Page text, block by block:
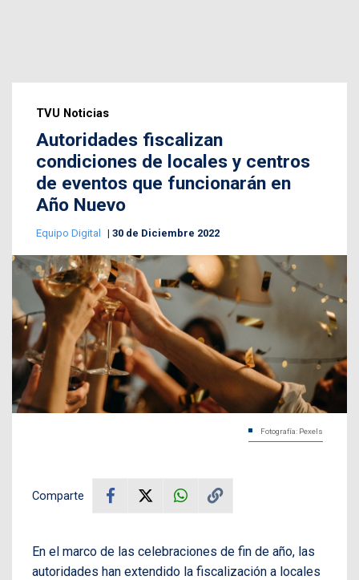
TVU Noticias
Autoridades fiscalizan
condiciones de locales y centros
de eventos que funcionarán en
Año Nuevo
Equipo Digital 30 de Diciembre 2022
Fotografía: Pexels
Comparte
En el marco de las celebraciones de fin de año, las
autoridades han extendido la fiscalización a locales